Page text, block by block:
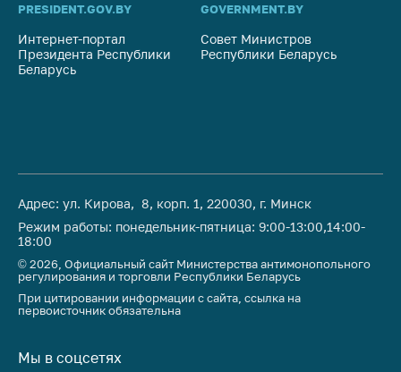
PRESIDENT.GOV.BY
Интернет-портал
Президента Республики
Беларусь
GOVERNMENT.BY
Совет Министров
Республики Беларусь
Адрес: ул. Кирова, 8, корп. 1, 220030, г. Минск
Режим работы: понедельник-пятница: 9:00-13:00,14:00-
18:00
© 2026, Официальный сайт Министерства антимонопольного
регулирования и торговли Республики Беларусь
При цитировании информации с сайта, ссылка на
первоисточник обязательна
Мы в соцсетях